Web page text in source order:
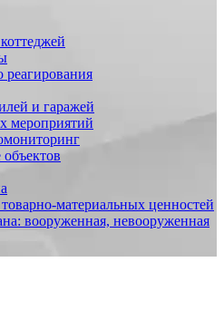
реагирования
и гаражей
мероприятий
материальных ценностей
вооруженная, невооруженная